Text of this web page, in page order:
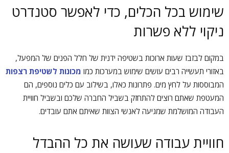
שימוש בכל הכלים, כדי לאפשר סטנדרט
ניקוי ללא פשרות
במקום לבזבז שעות ארוכות בשטיפה ידנית של חלל הפנים של המפעל,
באזורי תעשייה רבים עושים שימוש במערכות כמו מכונות לשטיפת רצפות
המבוססות על לחץ מים. פתרונות כאלו, בשילוב עם כלים נוספים, הם
המעטפת שאתם רוצים להתחזק בשביל החברה שלכם ובשביל חוויית
העבודה המושלמת שמגיעה לאנשי הצוות שאיתם אתם עובדים.
חוויית עבודה שעושה את כל ההבדל